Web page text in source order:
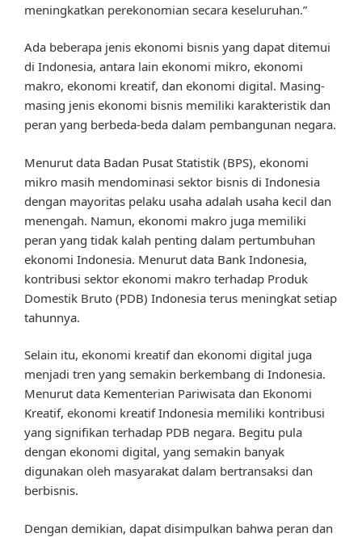
meningkatkan perekonomian secara keseluruhan.”
Ada beberapa jenis ekonomi bisnis yang dapat ditemui
di Indonesia, antara lain ekonomi mikro, ekonomi
makro, ekonomi kreatif, dan ekonomi digital. Masing-
masing jenis ekonomi bisnis memiliki karakteristik dan
peran yang berbeda-beda dalam pembangunan negara.
Menurut data Badan Pusat Statistik (BPS), ekonomi
mikro masih mendominasi sektor bisnis di Indonesia
dengan mayoritas pelaku usaha adalah usaha kecil dan
menengah. Namun, ekonomi makro juga memiliki
peran yang tidak kalah penting dalam pertumbuhan
ekonomi Indonesia. Menurut data Bank Indonesia,
kontribusi sektor ekonomi makro terhadap Produk
Domestik Bruto (PDB) Indonesia terus meningkat setiap
tahunnya.
Selain itu, ekonomi kreatif dan ekonomi digital juga
menjadi tren yang semakin berkembang di Indonesia.
Menurut data Kementerian Pariwisata dan Ekonomi
Kreatif, ekonomi kreatif Indonesia memiliki kontribusi
yang signifikan terhadap PDB negara. Begitu pula
dengan ekonomi digital, yang semakin banyak
digunakan oleh masyarakat dalam bertransaksi dan
berbisnis.
Dengan demikian, dapat disimpulkan bahwa peran dan